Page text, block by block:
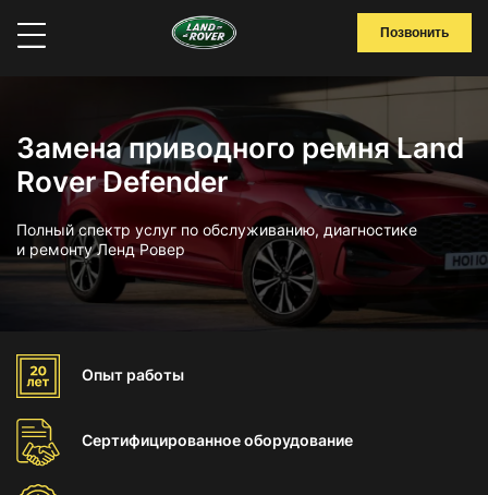
Позвонить
Замена приводного ремня Land
Rover Defender
Полный спектр услуг по обслуживанию, диагностике
и ремонту Ленд Ровер
Опыт работы
Сертифицированноеоборудование